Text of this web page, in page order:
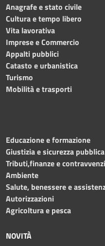
Anagrafe e stato civile
Cultura e tempo libero
Vita lavorativa
Imprese e Commercio
Appalti pubblici
Catasto e urbanistica
Turismo
Mobilità e trasporti
Educazione e formazione
Giustizia e sicurezza pubblica
Tributi,finanze e
Ambiente
Salute, benessere e
Autorizzazioni
Agricoltura e pesca
NOVITÀ